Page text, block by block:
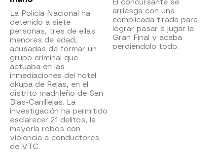
La Policía Nacional ha
detenido a siete
personas, tres de ellas
menores de edad,
acusadas de formar un
grupo criminal que
actuaba en las
inmediaciones del hotel
okupa de Rejas, en el
distrito madrileño de San
Blas-Canillejas. La
investigación ha permitido
esclarecer 21 delitos, la
mayoría robos con
violencia a conductores
de VTC.
El concursante se
arriesga con una
complicada tirada para
lograr pasar a jugar la
Gran Final y acaba
perdiéndolo todo.